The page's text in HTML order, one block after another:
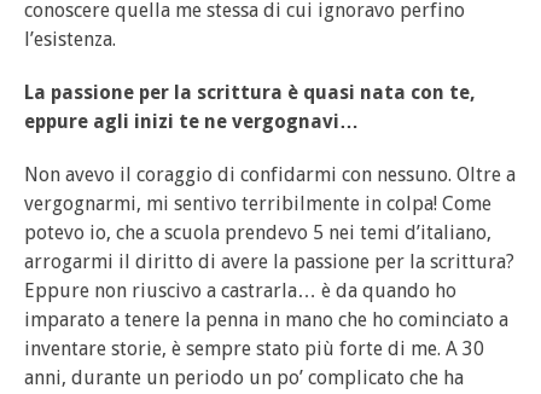
conoscere quella me stessa di cui ignoravo perfino
l’esistenza.
La passione per la scrittura è quasi nata con te,
eppure agli inizi te ne vergognavi…
Non avevo il coraggio di confidarmi con nessuno. Oltre a
vergognarmi, mi sentivo terribilmente in colpa! Come
potevo io, che a scuola prendevo 5 nei temi d’italiano,
arrogarmi il diritto di avere la passione per la scrittura?
Eppure non riuscivo a castrarla… è da quando ho
imparato a tenere la penna in mano che ho cominciato a
inventare storie, è sempre stato più forte di me. A 30
anni, durante un periodo un po’ complicato che ha